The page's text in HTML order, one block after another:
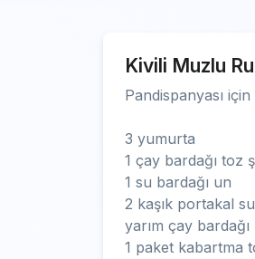
Kivili Muzlu
Pandispanyası
3 yumurta
1 çay bardağı toz
1 su bardağı un
2 kaşık portakal
yarım çay bardağı
1 paket kabartma